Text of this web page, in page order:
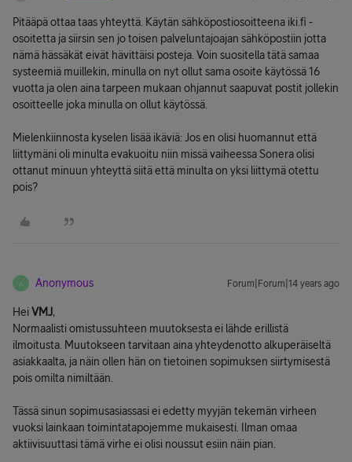
Pitääpä ottaa taas yhteyttä. Käytän sähköpostiosoitteena iki.fi -
osoitetta ja siirsin sen jo toisen palveluntajoajan sähköpostiin jotta
nämä hässäkät eivät hävittäisi posteja. Voin suositella tätä samaa
systeemiä muillekin, minulla on nyt ollut sama osoite käytössä 16
vuotta ja olen aina tarpeen mukaan ohjannut saapuvat postit jollekin
osoitteelle joka minulla on ollut käytössä.
Mielenkiinnosta kyselen lisää ikäviä: Jos en olisi huomannut että
liittymäni oli minulta evakuoitu niin missä vaiheessa Sonera olisi
ottanut minuun yhteyttä siitä että minulta on yksi liittymä otettu
pois?
A Anonymous Forum|Forum|14 years ago
HeiVMJ,
Normaalisti omistussuhteen muutoksesta ei lähde erillistä
ilmoitusta. Muutokseen tarvitaan aina yhteydenotto alkuperäiseltä
asiakkaalta, ja näin ollen hän on tietoinen sopimuksen siirtymisestä
pois omilta nimiltään.
Tässä sinun sopimusasiassasi ei edetty myyjän tekemän virheen
vuoksi lainkaan toimintatapojemme mukaisesti. Ilman omaa
aktiivisuuttasi tämä virhe ei olisi noussut esiin näin pian.